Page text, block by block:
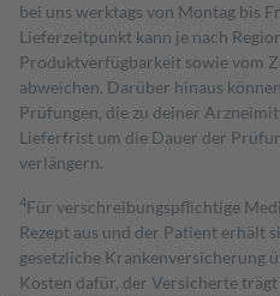
bei uns werktags von Montag bis
Lieferzeitpunkt kann je nach
Produktverfügbarkeit sowie vom
abweichen. Darüber hinaus
Prüfungen, die zu deiner
Lieferfrist um die Dauer der
verlängern.
4Für verschreibungspflichtige
Rezept aus und der Patient erhält
gesetzliche Krankenversicherung
Kosten dafür, der Versicherte